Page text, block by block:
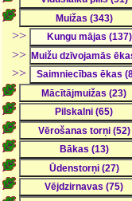
>>
>>
>>